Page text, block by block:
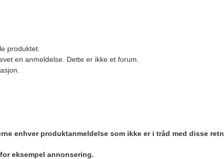
produktet.
en anmeldelse. Dette er ikke et forum.
enhver produktanmeldelse som ikke er i tråd med disse
eksempel annonsering.